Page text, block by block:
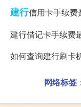
建行信用卡手续费
建行借记卡手续费
如何查询建行刷卡
网络标签